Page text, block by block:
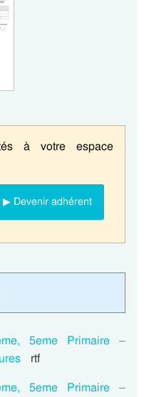
à votre espace
▶ Devenir adhérent
5eme Primaire –
rtf
5eme Primaire –